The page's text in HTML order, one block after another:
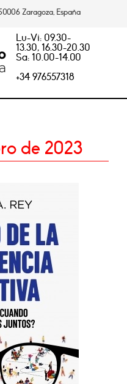
Zaragoza, España
Lu-Vi: 09.30-
13.30, 16.30-20.30
Sa: 10.00-14.00
+34 976557318
de 2023